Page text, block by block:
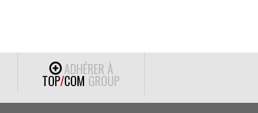
ADHÉRER À
TOP/COM GROUP